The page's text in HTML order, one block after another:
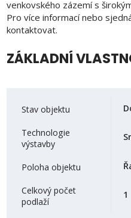
venkovského zázemí s
Pro více informací nebo
kontaktovat.
ZÁKLADNÍ
Stav objektu
Technologie
výstavby
Poloha objektu
Celkový počet
podlaží
1